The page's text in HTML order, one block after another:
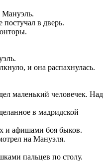
Мануэль.
в дверь.
и она распахнулась.
маленький человечек. Над
в мадридской
и афишами боя быков.
на Мануэля.
пальцев по столу.